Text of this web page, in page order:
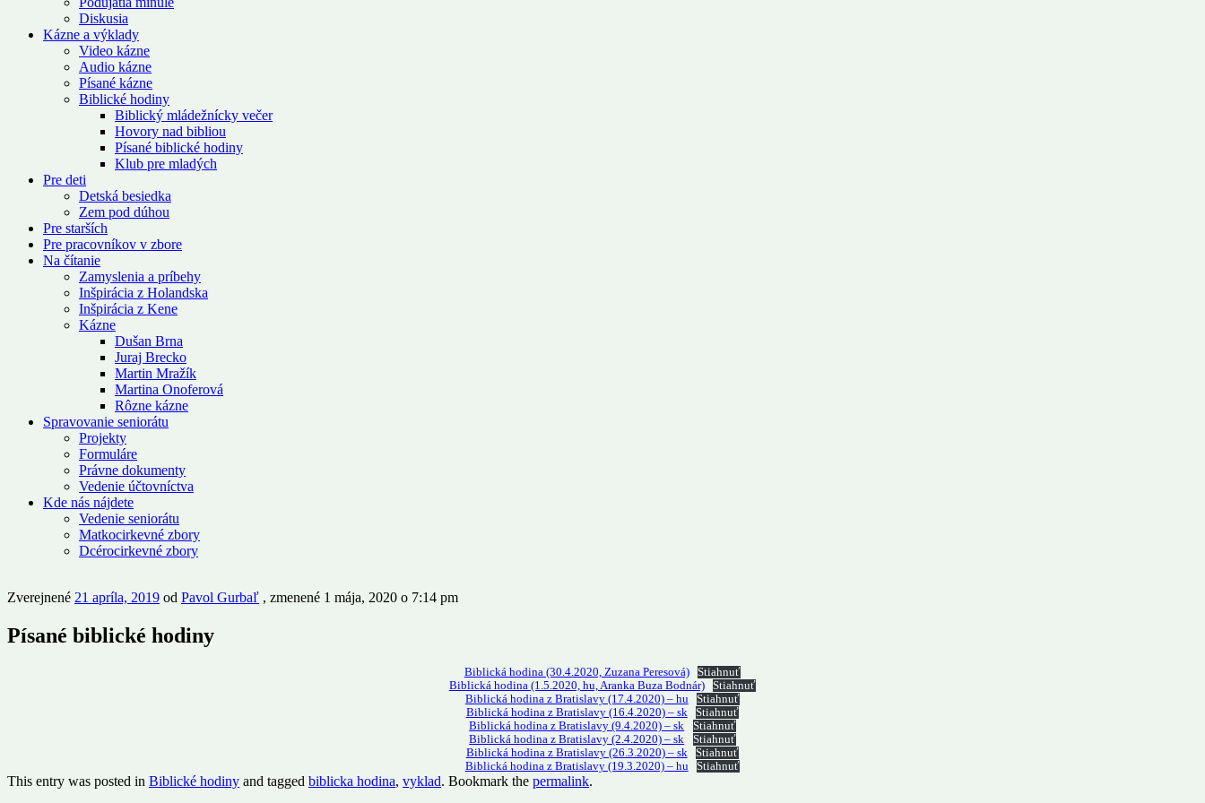
Diskusia
Kázne a výklady
Video kázne
Audio kázne
Písané kázne
Biblické hodiny
Biblický mládežnícky večer
Hovory nad bibliou
Písané biblické hodiny
Klub pre mladých
Pre deti
Detská besiedka
Zem pod dúhou
Pre starších
Pre pracovníkov v zbore
Na čítanie
Zamyslenia a príbehy
Inšpirácia z Holandska
Inšpirácia z Kene
Kázne
Dušan Brna
Juraj Brecko
Martin Mražík
Martina Onoferová
Rôzne kázne
Spravovanie seniorátu
Projekty
Formuláre
Právne dokumenty
Vedenie účtovníctva
Kde nás nájdete
Vedenie seniorátu
Matkocirkevné zbory
Dcérocirkevné zbory
Zverejnené 21 apríla, 2019 od Pavol Gurbaľ , zmenené 1 mája, 2020 o 7:14 pm
Písané biblické hodiny
Biblická hodina (30.4.2020, Zuzana Peresová)
Stiahnuť
Biblická hodina (1.5.2020, hu, Aranka Buza Bodnár)
Stiahnuť
Biblická hodina z Bratislavy (17.4.2020) – hu
Stiahnuť
Biblická hodina z Bratislavy (16.4.2020) – sk
Stiahnuť
Biblická hodina z Bratislavy (9.4.2020) – sk
Stiahnuť
Biblická hodina z Bratislavy (2.4.2020) – sk
Stiahnuť
Biblická hodina z Bratislavy (26.3.2020) – sk
Stiahnuť
Biblická hodina z Bratislavy (19.3.2020) – hu
Stiahnuť
This entry was posted in Biblické hodiny and tagged biblicka hodina, vyklad. Bookmark the permalink.